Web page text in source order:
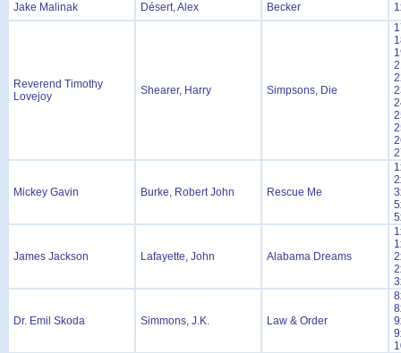
Jake Malinak Désert, Alex Becker
Reverend Timothy
Lovejoy
Shearer, Harry Simpsons, Die
Mickey Gavin Burke, Robert John Rescue Me
James Jackson Lafayette, John Alabama Dreams
Dr. Emil Skoda Simmons, J.K. Law & Order